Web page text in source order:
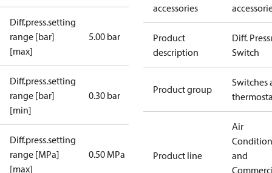
Diff.press.setting
range [bar]
[max]
5.00 bar
Diff.press.setting
range [bar]
[min]
0.30 bar
Diff.press.setting
range [MPa]
[max]
0.50 MPa
accessories
Product
description
Diff.
Switch
Product group
Switches
Product line
Air
and